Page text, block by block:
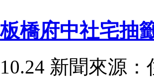
板橋府中社宅抽
新聞來源：